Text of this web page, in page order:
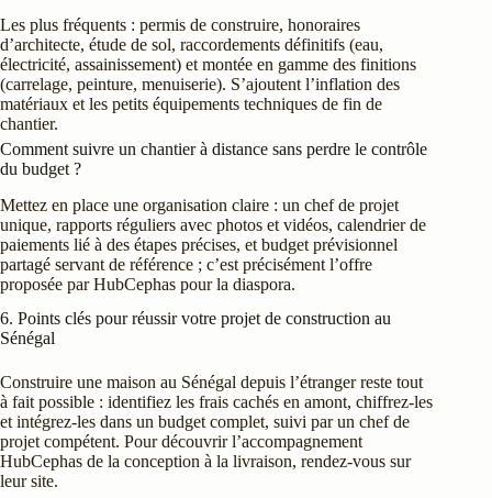
Les plus fréquents : permis de construire, honoraires
d’architecte, étude de sol, raccordements définitifs (eau,
électricité, assainissement) et montée en gamme des finitions
(carrelage, peinture, menuiserie). S’ajoutent l’inflation des
matériaux et les petits équipements techniques de fin de
chantier.
Comment suivre un chantier à distance sans perdre le contrôle
du budget ?
Mettez en place une organisation claire : un chef de projet
unique, rapports réguliers avec photos et vidéos, calendrier de
paiements lié à des étapes précises, et budget prévisionnel
partagé servant de référence ; c’est précisément l’offre
proposée par HubCephas pour la diaspora.
6. Points clés pour réussir votre projet de construction au
Sénégal
Construire une maison au Sénégal depuis l’étranger reste tout
à fait possible : identifiez les frais cachés en amont, chiffrez-les
et intégrez-les dans un budget complet, suivi par un chef de
projet compétent. Pour découvrir l’accompagnement
HubCephas de la conception à la livraison, rendez-vous sur
leur site.